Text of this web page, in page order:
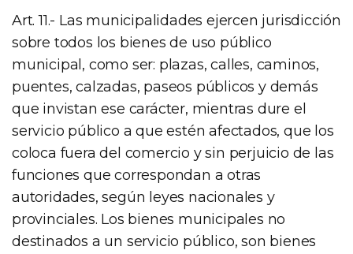
Art. 11.- Las municipalidades ejercen jurisdicción
sobre todos los bienes de uso público
municipal, como ser: plazas, calles, caminos,
puentes, calzadas, paseos públicos y demás
que invistan ese carácter, mientras dure el
servicio público a que estén afectados, que los
coloca fuera del comercio y sin perjuicio de las
funciones que correspondan a otras
autoridades, según leyes nacionales y
provinciales. Los bienes municipales no
destinados a un servicio público, son bienes